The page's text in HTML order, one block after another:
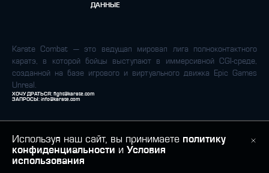
Используя наш сайт, вы принимаете политику
конфиденциальности и Условия
использования
ДАННЫЕ
Karate Combat — это ведущая мировая лига полноконтактного
каратэ, в которой бойцы выступают в иммерсивной CGI-среде,
созданной на базе игрового и виртуального движка Epic Games
Unreal.
ХОЧУ ДРАТЬСЯ: fight@karate.com
ЗАПРОСЫ: info@karate.com